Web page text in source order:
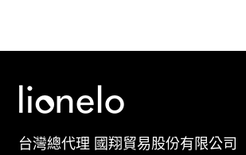
台灣總代理 國翔貿易股份有限公司